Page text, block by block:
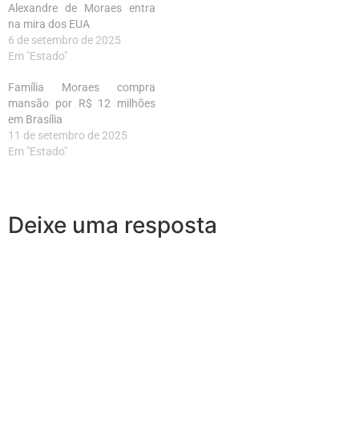
Alexandre de Moraes entra
na mira dos EUA
6 de setembro de 2025
Em "Estado"
Família Moraes compra
mansão por R$ 12 milhões
em Brasília
11 de setembro de 2025
Em "Estado"
Deixe uma resposta